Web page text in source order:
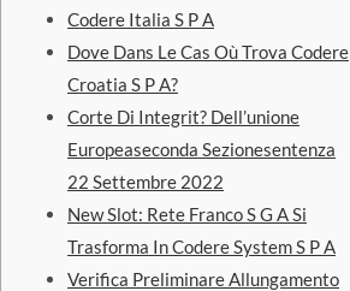
Codere Italia S P A
Dove Dans Le Cas Où Trova Codere
Croatia S P A?
Corte Di Integrit? Dell’unione
Europeaseconda Sezionesentenza
22 Settembre 2022
New Slot: Rete Franco S G A Si
Trasforma In Codere System S P A
Verifica Preliminare Allungamento